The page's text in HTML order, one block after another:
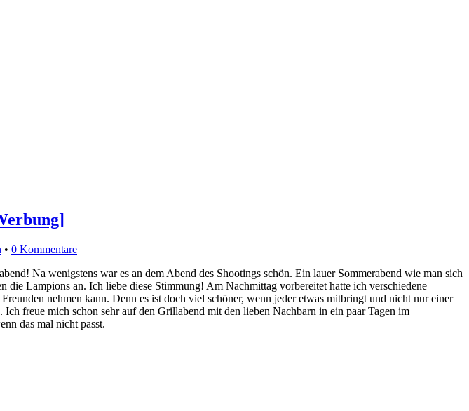
• 0 Kommentare
Na wenigstens war es an dem Abend des Shootings schön. Ein lauer Sommerabend wie man sich
Lampions an. Ich liebe diese Stimmung! Am Nachmittag vorbereitet hatte ich verschiedene
nehmen kann. Denn es ist doch viel schöner, wenn jeder etwas mitbringt und nicht nur einer
freue mich schon sehr auf den Grillabend mit den lieben Nachbarn in ein paar Tagen im
das mal nicht passt.